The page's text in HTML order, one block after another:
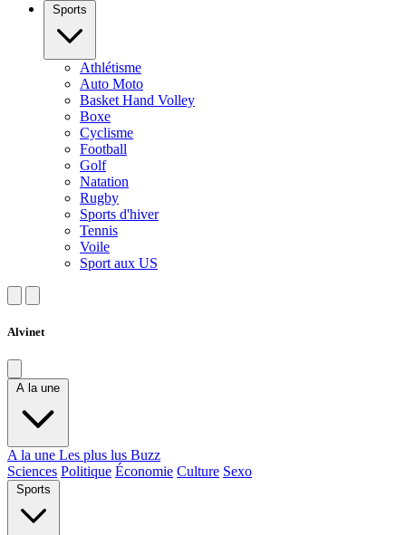
Sports
Athlétisme
Auto Moto
Basket Hand Volley
Boxe
Cyclisme
Football
Golf
Natation
Rugby
Sports d'hiver
Tennis
Voile
Sport aux US
Alvinet
A la une
A la une Les plus lus Buzz
Sciences Politique Économie Culture Sexo
Sports